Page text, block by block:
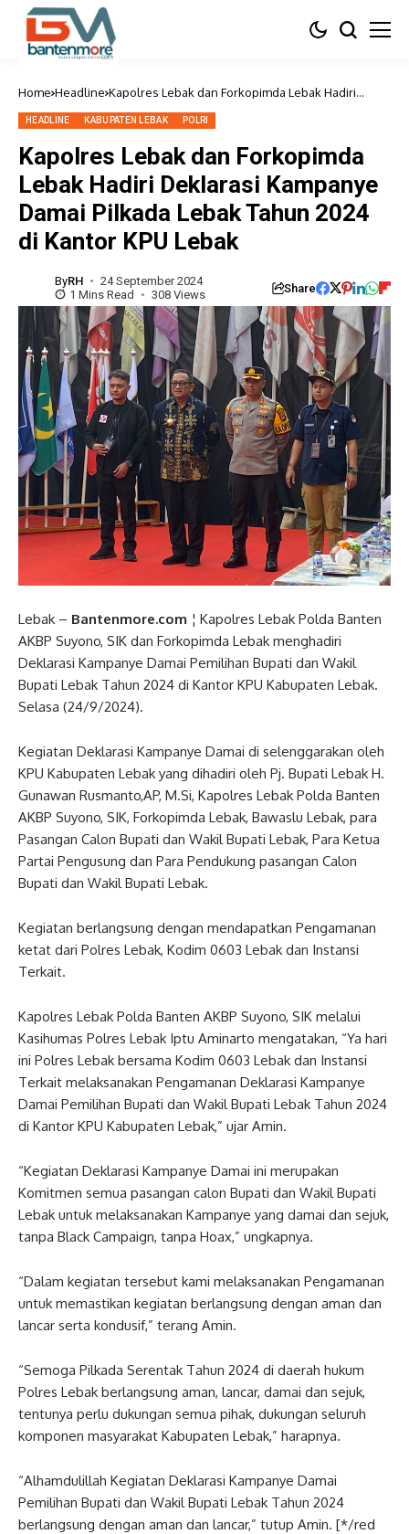
Home Headline Kapolres Lebak dan Forkopimda Lebak Hadiri
2024 di Kantor KPU Lebak
HEADLINE KABUPATEN LEBAK POLRI
Kapolres Lebak dan Forkopimda
Lebak Hadiri Deklarasi Kampanye
Damai Pilkada Lebak Tahun 2024
di Kantor KPU Lebak
ByRH
24 September 2024
1 Mins Read
308 Views Share
Lebak – Bantenmore.com ¦ Kapolres Lebak Polda Banten
AKBP Suyono, SIK dan Forkopimda Lebak menghadiri
Deklarasi Kampanye Damai Pemilihan Bupati dan Wakil
Bupati Lebak Tahun 2024 di Kantor KPU Kabupaten Lebak.
Selasa (24/9/2024).
Kegiatan Deklarasi Kampanye Damai di selenggarakan oleh
KPU Kabupaten Lebak yang dihadiri oleh Pj. Bupati Lebak H.
Gunawan Rusmanto,AP, M.Si, Kapolres Lebak Polda Banten
AKBP Suyono, SIK, Forkopimda Lebak, Bawaslu Lebak, para
Pasangan Calon Bupati dan Wakil Bupati Lebak, Para Ketua
Partai Pengusung dan Para Pendukung pasangan Calon
Bupati dan Wakil Bupati Lebak.
Kegiatan berlangsung dengan mendapatkan Pengamanan
ketat dari Polres Lebak, Kodim 0603 Lebak dan Instansi
Terkait.
Kapolres Lebak Polda Banten AKBP Suyono, SIK melalui
Kasihumas Polres Lebak Iptu Aminarto mengatakan, “Ya hari
ini Polres Lebak bersama Kodim 0603 Lebak dan Instansi
Terkait melaksanakan Pengamanan Deklarasi Kampanye
Damai Pemilihan Bupati dan Wakil Bupati Lebak Tahun 2024
di Kantor KPU Kabupaten Lebak,” ujar Amin.
“Kegiatan Deklarasi Kampanye Damai ini merupakan
Komitmen semua pasangan calon Bupati dan Wakil Bupati
Lebak untuk melaksanakan Kampanye yang damai dan sejuk,
tanpa Black Campaign, tanpa Hoax,” ungkapnya.
“Dalam kegiatan tersebut kami melaksanakan Pengamanan
untuk memastikan kegiatan berlangsung dengan aman dan
lancar serta kondusif,” terang Amin.
“Semoga Pilkada Serentak Tahun 2024 di daerah hukum
Polres Lebak berlangsung aman, lancar, damai dan sejuk,
tentunya perlu dukungan semua pihak, dukungan seluruh
komponen masyarakat Kabupaten Lebak,” harapnya.
“Alhamdulillah Kegiatan Deklarasi Kampanye Damai
Pemilihan Bupati dan Wakil Bupati Lebak Tahun 2024
berlangsung dengan aman dan lancar,” tutup Amin. [*/red